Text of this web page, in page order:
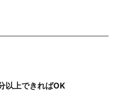
以上できればOK